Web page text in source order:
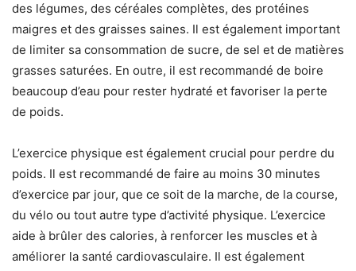
des légumes, des céréales complètes, des protéines
maigres et des graisses saines. Il est également important
de limiter sa consommation de sucre, de sel et de matières
grasses saturées. En outre, il est recommandé de boire
beaucoup d’eau pour rester hydraté et favoriser la perte
de poids.
L’exercice physique est également crucial pour perdre du
poids. Il est recommandé de faire au moins 30 minutes
d’exercice par jour, que ce soit de la marche, de la course,
du vélo ou tout autre type d’activité physique. L’exercice
aide à brûler des calories, à renforcer les muscles et à
améliorer la santé cardiovasculaire. Il est également